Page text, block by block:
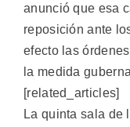
anunció que esa
reposición ante
efecto las
la medida
[related_articles]
La quinta sala de